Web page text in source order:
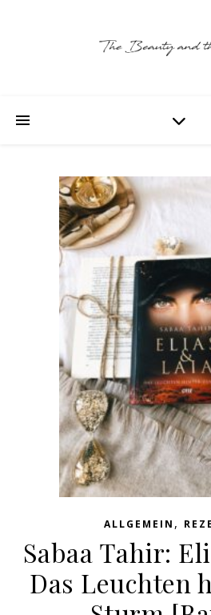
ALLGEMEIN ,
Sabaa Tahir:
Das Leuchten